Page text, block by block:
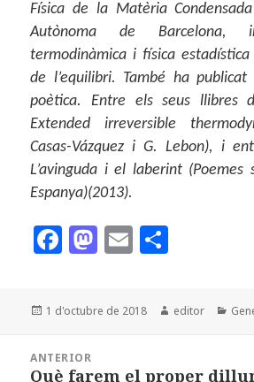
Física de la Matèria
Autònoma de Barcelona,
termodinàmica i física
de l’equilibri. També ha
poètica. Entre els seus llibres
Extended irreversible
Casas-Vázquez i G. Lebon), i
L’avinguda i el laberint (Poemes
Espanya)(2013).
F
e
b
M
to
d
E
l
m
p
Publicat
1 d'octubre de 2018 Autor
editor
d'entrades
ANTERIOR
Entrada
Què farem el proper